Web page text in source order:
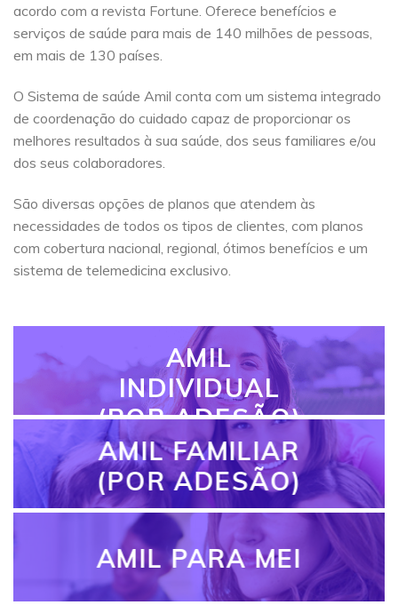
acordo com a revista Fortune. Oferece benefícios e
serviços de saúde para mais de 140 milhões de pessoas,
em mais de 130 países.
O Sistema de saúde Amil conta com um sistema integrado
de coordenação do cuidado capaz de proporcionar os
melhores resultados à sua saúde, dos seus familiares e/ou
dos seus colaboradores.
São diversas opções de planos que atendem às
necessidades de todos os tipos de clientes, com planos
com cobertura nacional, regional, ótimos benefícios e um
sistema de telemedicina exclusivo.
AMIL
INDIVIDUAL
(POR ADESÃO)
AMIL FAMILIAR
(POR ADESÃO)
AMIL PARA MEI